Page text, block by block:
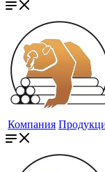
Компания